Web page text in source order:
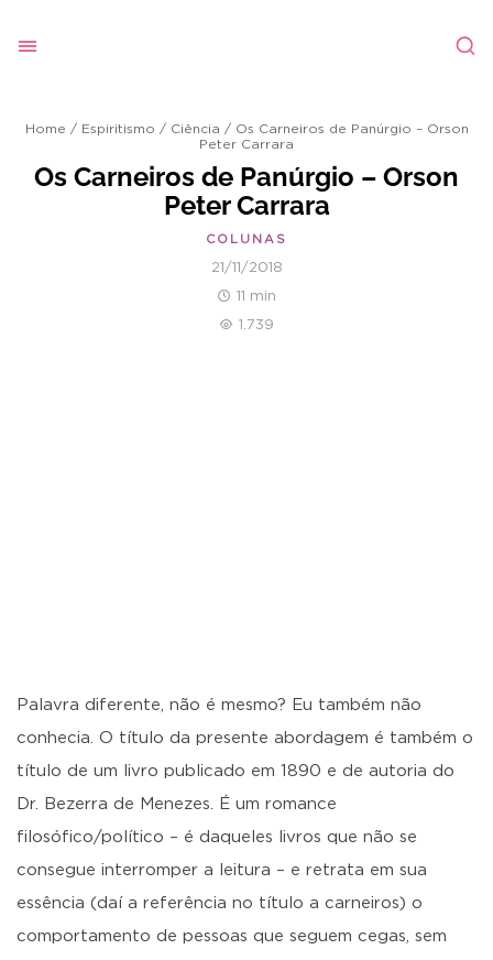
Home / Espiritismo / Ciência / Os Carneiros de Panúrgio – Orson
Peter Carrara
Os Carneiros de Panúrgio – Orson
Peter Carrara
COLUNAS
21/11/2018
11 min
1.739
Palavra diferente, não é mesmo? Eu também não
conhecia. O título da presente abordagem é também o
título de um livro publicado em 1890 e de autoria do
Dr. Bezerra de Menezes. É um romance
filosófico/político – é daqueles livros que não se
consegue interromper a leitura – e retrata em sua
essência (daí a referência no título a carneiros) o
comportamento de pessoas que seguem cegas, sem